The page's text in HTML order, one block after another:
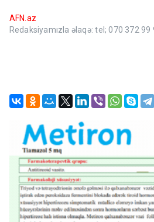
AFN.az
Redaksiyamızla əlaqə: tel; 070 372